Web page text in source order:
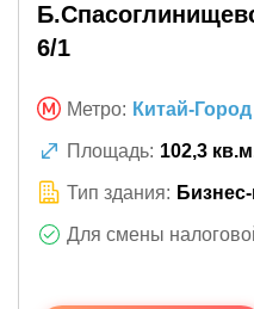
6/1
Метро: Китай-Город
Площадь: 102,3
Тип здания:
Для смены